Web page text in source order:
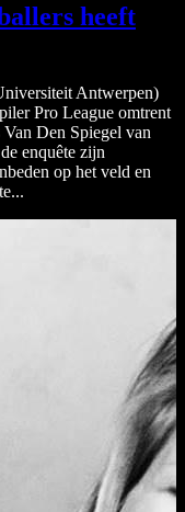
heeft
Antwerpen)
Pro League omtrent
Den Spiegel van
enquête zijn
op het veld en